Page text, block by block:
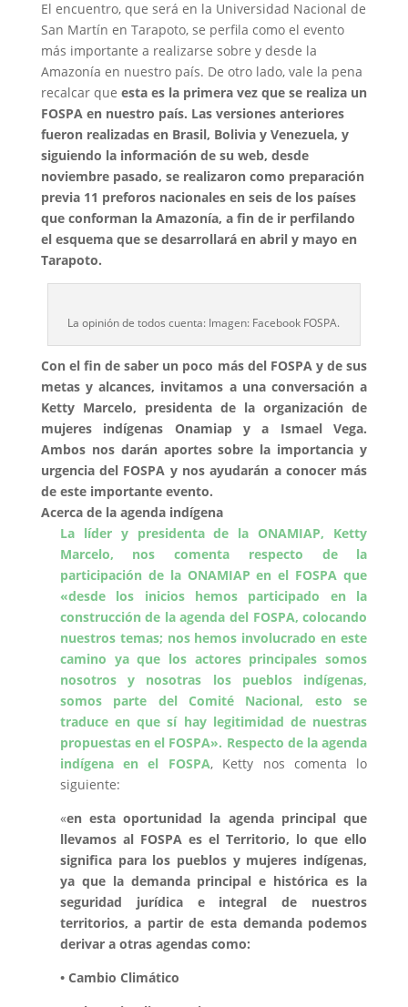
El encuentro, que será en la Universidad Nacional de
San Martín en Tarapoto, se perfila como el evento
más importante a realizarse sobre y desde la
Amazonía en nuestro país. De otro lado, vale la pena
recalcar que esta es la primera vez que se realiza un
FOSPA en nuestro país. Las versiones anteriores
fueron realizadas en Brasil, Bolivia y Venezuela, y
siguiendo la información de su web, desde
noviembre pasado, se realizaron como preparación
previa 11 preforos nacionales en seis de los países
que conforman la Amazonía, a fin de ir perfilando
el esquema que se desarrollará en abril y mayo en
Tarapoto.
La opinión de todos cuenta: Imagen: Facebook FOSPA.
Con el fin de saber un poco más del FOSPA y de sus
metas y alcances, invitamos a una conversación a
Ketty Marcelo, presidenta de la organización de
mujeres indígenas Onamiap y a Ismael Vega.
Ambos nos darán aportes sobre la importancia y
urgencia del FOSPA y nos ayudarán a conocer más
de este importante evento.
Acerca de la agenda indígena
La líder y presidenta de la ONAMIAP, Ketty
Marcelo, nos comenta respecto de la
participación de la ONAMIAP en el FOSPA que
«desde los inicios hemos participado en la
construcción de la agenda del FOSPA, colocando
nuestros temas; nos hemos involucrado en este
camino ya que los actores principales somos
nosotros y nosotras los pueblos indígenas,
somos parte del Comité Nacional, esto se
traduce en que sí hay legitimidad de nuestras
propuestas en el FOSPA». Respecto de la agenda
indígena en el FOSPA, Ketty nos comenta lo
siguiente:
«en esta oportunidad la agenda principal que
llevamos al FOSPA es el Territorio, lo que ello
significa para los pueblos y mujeres indígenas,
ya que la demanda principal e histórica es la
seguridad jurídica e integral de nuestros
territorios, a partir de esta demanda podemos
derivar a otras agendas como:
• Cambio Climático